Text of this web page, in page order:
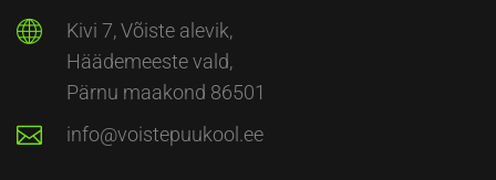
Kivi 7, Võiste alevik,
Häädemeeste vald,
Pärnu maakond 86501
info@voistepuukool.ee